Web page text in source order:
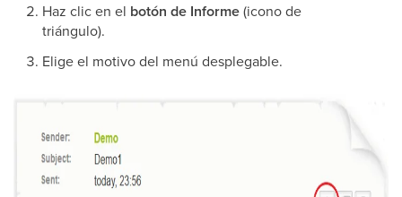
Haz clic en el botón de Informe(icono de
triángulo).
Elige el motivo del menú desplegable.